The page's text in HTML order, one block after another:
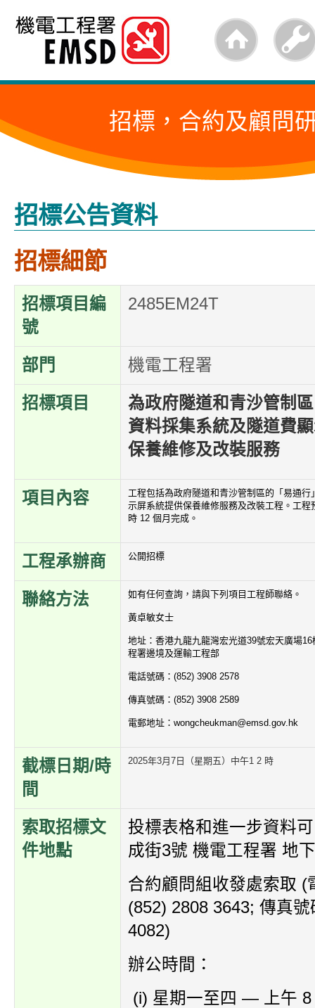
跳
內
的
始
招標，合約及顧問
招標公告資料
招標細節
招標項目編
號
2485EM24T
部門 機電工程署
招標項目
為政府隧道和青沙管制
資料採集系統及隧道費
保養維修及改裝服務
項目內容
工程包括為政府隧道和青沙管制區的「易通
示屏系統提供保養維修服務及改裝工程。工程
時 12 個月完成。
工程承辦商 公開招標
聯絡方法 如有任何查詢，請與下列項目工程師聯絡。
黃卓敏女士
地址：香港九龍九龍灣宏光道39號宏天廣場
程署邊境及運輸工程部
電話號碼：(852) 3908 2578
傳真號碼：(852) 3908 2589
電郵地址：wongcheukman@emsd.gov.hk
截標日期/時
間
2025年3月7日（星期五）中午1 2 時
索取招標文
件地點
投標表格和進一步資料
成街3號 機電工程署 地
合約顧問組收發處索取 (
(852) 2808 3643; 傳真
4082)
辦公時間：
(i) 星期一至四 — 上午 8